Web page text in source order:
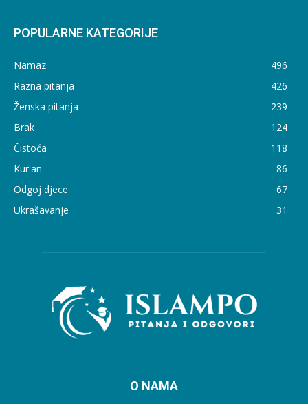
POPULARNE KATEGORIJE
Namaz
496
Razna pitanja
426
Ženska pitanja
239
Brak
124
Čistoća
118
Kur'an
86
Odgoj djece
67
Ukrašavanje
31
O NAMA